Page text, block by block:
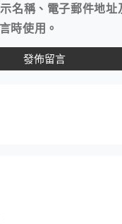
名稱、電子郵件地址
時使用。